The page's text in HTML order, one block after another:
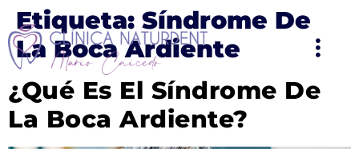
Etiqueta: Síndrome De
La Boca Ardiente
¿Qué Es El Síndrome De
La Boca Ardiente?